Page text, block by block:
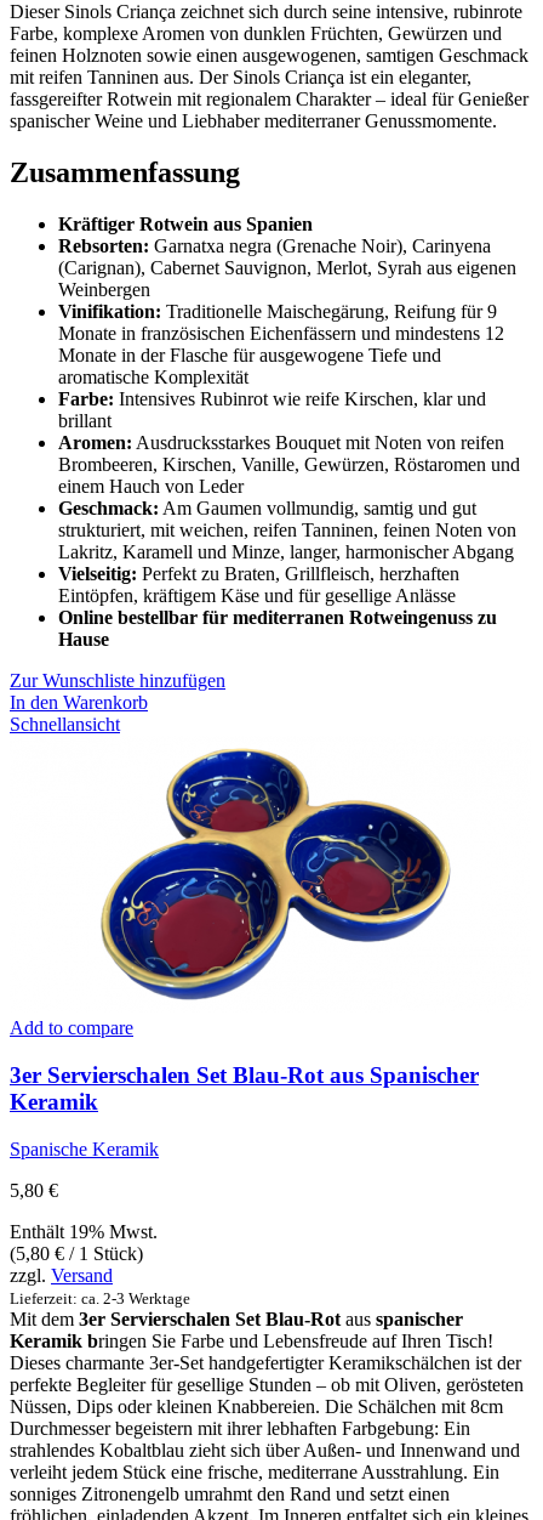
Dieser Sinols Criança zeichnet sich durch seine intensive, rubinrote
Farbe, komplexe Aromen von dunklen Früchten, Gewürzen und
feinen Holznoten sowie einen ausgewogenen, samtigen Geschmack
mit reifen Tanninen aus. Der Sinols Criança ist ein eleganter,
fassgereifter Rotwein mit regionalem Charakter – ideal für Genießer
spanischer Weine und Liebhaber mediterraner Genussmomente.
Zusammenfassung
Kräftiger Rotwein aus Spanien
Rebsorten: Garnatxa negra (Grenache Noir), Carinyena
(Carignan), Cabernet Sauvignon, Merlot, Syrah aus eigenen
Weinbergen
Vinifikation: Traditionelle Maischegärung, Reifung für 9
Monate in französischen Eichenfässern und mindestens 12
Monate in der Flasche für ausgewogene Tiefe und
aromatische Komplexität
Farbe: Intensives Rubinrot wie reife Kirschen, klar und
brillant
Aromen: Ausdrucksstarkes Bouquet mit Noten von reifen
Brombeeren, Kirschen, Vanille, Gewürzen, Röstaromen und
einem Hauch von Leder
Geschmack: Am Gaumen vollmundig, samtig und gut
strukturiert, mit weichen, reifen Tanninen, feinen Noten von
Lakritz, Karamell und Minze, langer, harmonischer Abgang
Vielseitig: Perfekt zu Braten, Grillfleisch, herzhaften
Eintöpfen, kräftigem Käse und für gesellige Anlässe
Online bestellbar für mediterranen Rotweingenuss zu
Hause
Zur Wunschliste hinzufügen
In den Warenkorb
Schnellansicht
Add to compare
3er Servierschalen Set Blau-Rot aus Spanischer
Keramik
Spanische Keramik
5,80 €
Enthält 19% Mwst.
(5,80 € / 1 Stück)
zzgl. Versand
Lieferzeit: ca. 2-3 Werktage
Mit dem 3er Servierschalen Set Blau-Rot aus spanischer
Keramik bringen Sie Farbe und Lebensfreude auf Ihren Tisch!
Dieses charmante 3er-Set handgefertigter Keramikschälchen ist der
perfekte Begleiter für gesellige Stunden – ob mit Oliven, gerösteten
Nüssen, Dips oder kleinen Knabbereien. Die Schälchen mit 8cm
Durchmesser begeistern mit ihrer lebhaften Farbgebung: Ein
strahlendes Kobaltblau zieht sich über Außen- und Innenwand und
verleiht jedem Stück eine frische, mediterrane Ausstrahlung. Ein
sonniges Zitronengelb umrahmt den Rand und setzt einen
fröhlichen, einladenden Akzent. Im Inneren entfaltet sich ein kleines